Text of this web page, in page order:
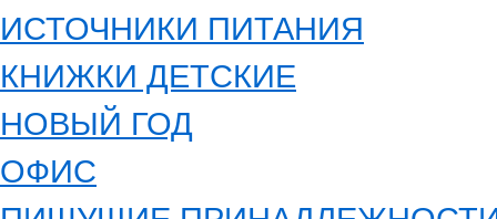
ИСТОЧНИКИ ПИТАНИЯ
КНИЖКИ ДЕТСКИЕ
НОВЫЙ ГОД
ОФИС